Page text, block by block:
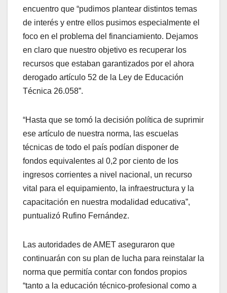
encuentro que “pudimos plantear distintos temas
de interés y entre ellos pusimos especialmente el
foco en el problema del financiamiento. Dejamos
en claro que nuestro objetivo es recuperar los
recursos que estaban garantizados por el ahora
derogado artículo 52 de la Ley de Educación
Técnica 26.058”.
“Hasta que se tomó la decisión política de suprimir
ese artículo de nuestra norma, las escuelas
técnicas de todo el país podían disponer de
fondos equivalentes al 0,2 por ciento de los
ingresos corrientes a nivel nacional, un recurso
vital para el equipamiento, la infraestructura y la
capacitación en nuestra modalidad educativa”,
puntualizó Rufino Fernández.
Las autoridades de AMET aseguraron que
continuarán con su plan de lucha para reinstalar la
norma que permitía contar con fondos propios
“tanto a la educación técnico-profesional como a